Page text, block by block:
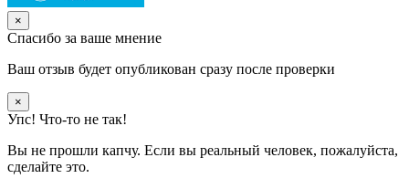
×
Спасибо за ваше мнение
Ваш отзыв будет опубликован сразу после проверки
×
Упс! Что-то не так!
Вы не прошли капчу. Если вы реальный человек, пожалуйста,
сделайте это.